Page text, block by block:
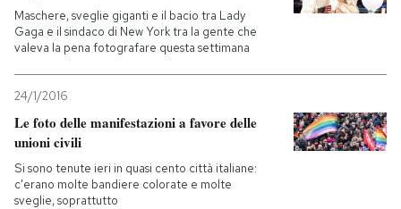
AREA PERSONALE
Entra
Maschere, sveglie giganti e il bacio tra Lady
Gaga e il sindaco di New York tra la gente che
valeva la pena fotografare questa settimana
24/1/2016
Le foto delle manifestazioni a favore delle
unioni civili
Si sono tenute ieri in quasi cento città italiane:
c'erano molte bandiere colorate e molte
sveglie, soprattutto